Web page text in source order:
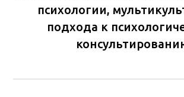
психологии,
подхода к